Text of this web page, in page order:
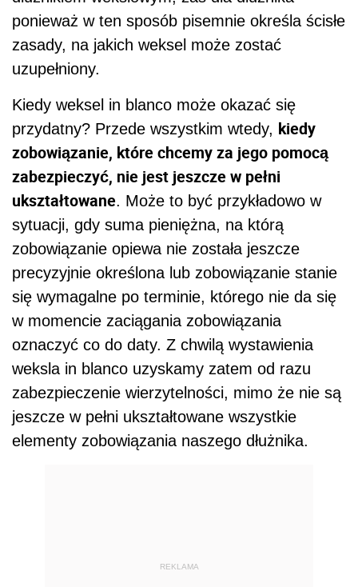
ponieważ w ten sposób pisemnie określa ścisłe
zasady, na jakich weksel może zostać
uzupełniony.
Kiedy weksel in blanco może okazać się
przydatny? Przede wszystkim wtedy, kiedy
zobowiązanie, które chcemy za jego pomocą
zabezpieczyć, nie jest jeszcze w pełni
ukształtowane. Może to być przykładowo w
sytuacji, gdy suma pieniężna, na którą
zobowiązanie opiewa nie została jeszcze
precyzyjnie określona lub zobowiązanie stanie
się wymagalne po terminie, którego nie da się
w momencie zaciągania zobowiązania
oznaczyć co do daty. Z chwilą wystawienia
weksla in blanco uzyskamy zatem od razu
zabezpieczenie wierzytelności, mimo że nie są
jeszcze w pełni ukształtowane wszystkie
elementy zobowiązania naszego dłużnika.
REKLAMA